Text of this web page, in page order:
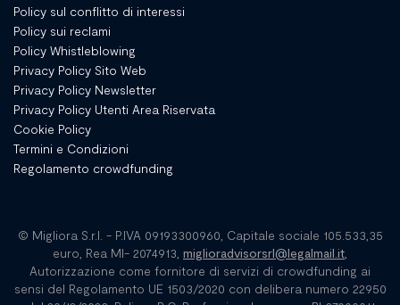
Policy sul conflitto di interessi
Policy sui reclami
Policy Whistleblowing
Privacy Policy Sito Web
Privacy Policy Newsletter
Privacy Policy Utenti Area Riservata
Cookie Policy
Termini e Condizioni
Regolamento crowdfunding
© Migliora S.r.l. - P.IVA 09193300960, Capitale sociale 105.533,35
euro, Rea MI- 2074913, miglioradvisorsrl@legalmail.it
Autorizzazione come fornitore di servizi di crowdfunding ai
sensi del Regolamento UE 1503/2020 con delibera numero 22950